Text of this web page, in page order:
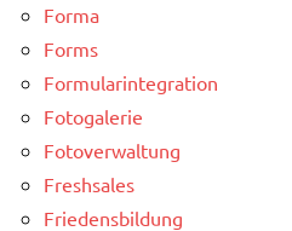
Forma
Forms
Formularintegration
Fotogalerie
Fotoverwaltung
Freshsales
Friedensbildung